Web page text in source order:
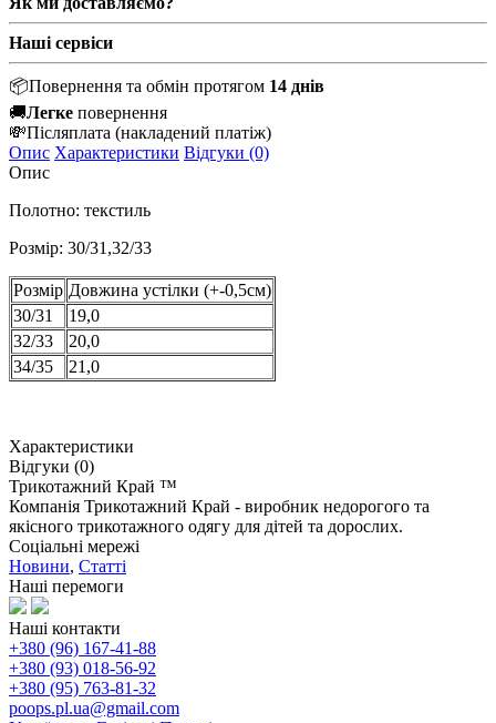
Наші сервіси
📦Повернення та обмін протягом 14 днів
🚚Легке повернення
💸Післяплата (накладений платіж)
Опис Характеристики Відгуки (0)
Опис
Полотно: текстиль
Розмір: 30/31,32/33
Розмір Довжина устілки (+-0,5см)
30/31
19,0
32/33
20,0
34/35
21,0
Характеристики
Відгуки (0)
Трикотажний Край ™
Компанія Трикотажний Край - виробник недорогого та
якісного трикотажного одягу для дітей та дорослих.
Соціальні мережі
Новини, Статті
Наші перемоги
Наші контакти
+380 (96) 167-41-88
+380 (93) 018-56-92
+380 (95) 763-81-32
poops.pl.ua@gmail.com